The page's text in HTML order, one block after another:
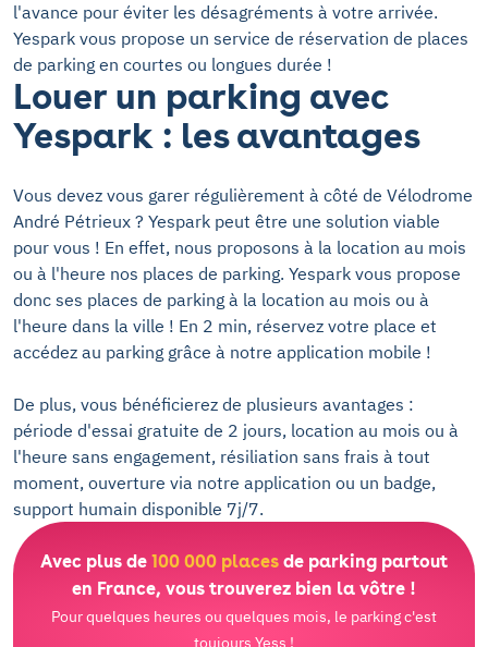
l'avance pour éviter les désagréments à votre arrivée.
Yespark vous propose un service de réservation de places
de parking en courtes ou longues durée !
Louer un parking avec
Yespark : les avantages
Vous devez vous garer régulièrement à côté de Vélodrome
André Pétrieux ? Yespark peut être une solution viable
pour vous ! En effet, nous proposons à la location au mois
ou à l'heure nos places de parking. Yespark vous propose
donc ses places de parking à la location au mois ou à
l'heure dans la ville ! En 2 min, réservez votre place et
accédez au parking grâce à notre application mobile !
De plus, vous bénéficierez de plusieurs avantages :
période d'essai gratuite de 2 jours, location au mois ou à
l'heure sans engagement, résiliation sans frais à tout
moment, ouverture via notre application ou un badge,
support humain disponible 7j/7.
Avec plus de 100 000 places de parking partout
en France, vous trouverez bien la vôtre !
Pour quelques heures ou quelques mois, le parking c'est
toujours Yess !